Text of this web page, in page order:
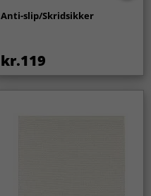
Anti-slip/Skridsikker
kr.119